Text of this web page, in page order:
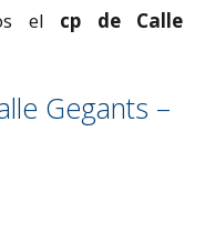
el cp de Calle
Gegants –